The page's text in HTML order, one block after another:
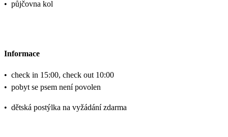
• půjčovna kol
Informace
• check in 15:00, check out 10:00
• pobyt se psem není povolen
• dětská postýlka na vyžádání zdarma